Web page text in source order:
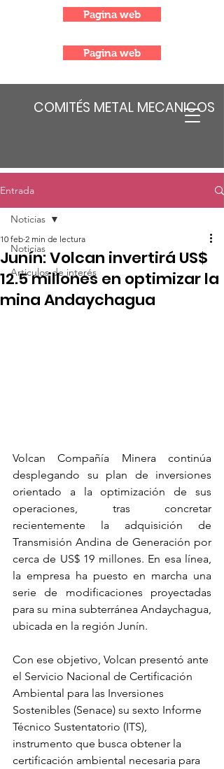
COMITÉS METAL MECANICOS
Pagina web
Pagina web
Entrada
Noticias
Articulos de interés
Noticias
Junín: Volcan invertirá US$
12.5 millones en optimizar la
mina Andaychagua
10 feb 2 min de lectura
Volcan Compañía Minera continúa
desplegando su plan de inversiones
orientado a la optimización de sus
operaciones, tras concretar
recientemente la adquisición de
Transmisión Andina de Generación por
cerca de US$ 19 millones. En esa línea,
la empresa ha puesto en marcha una
serie de modificaciones proyectadas
para su mina subterránea Andaychagua,
ubicada en la región Junín.
Con ese objetivo, Volcan presentó ante
el Servicio Nacional de Certificación
Ambiental para las Inversiones
Sostenibles (Senace) su sexto Informe
Técnico Sustentatorio (ITS),
instrumento que busca obtener la
certificación ambiental necesaria para